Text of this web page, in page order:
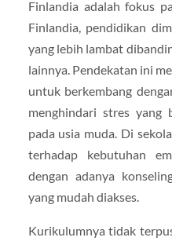
Finlandia adalah fokus
Finlandia, pendidikan
yang lebih lambat
lainnya. Pendekatan ini
untuk berkembang
menghindari stres yang
pada usia muda. Di
terhadap kebutuhan
dengan adanya
yang mudah diakses.
Kurikulumnya tidak